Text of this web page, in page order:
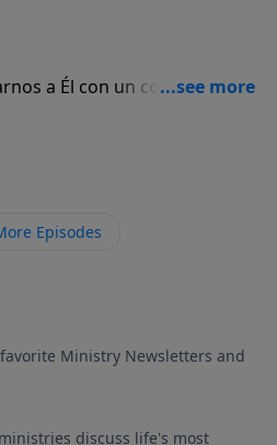
a Él con un corazón
momentos de mayor
Episodes